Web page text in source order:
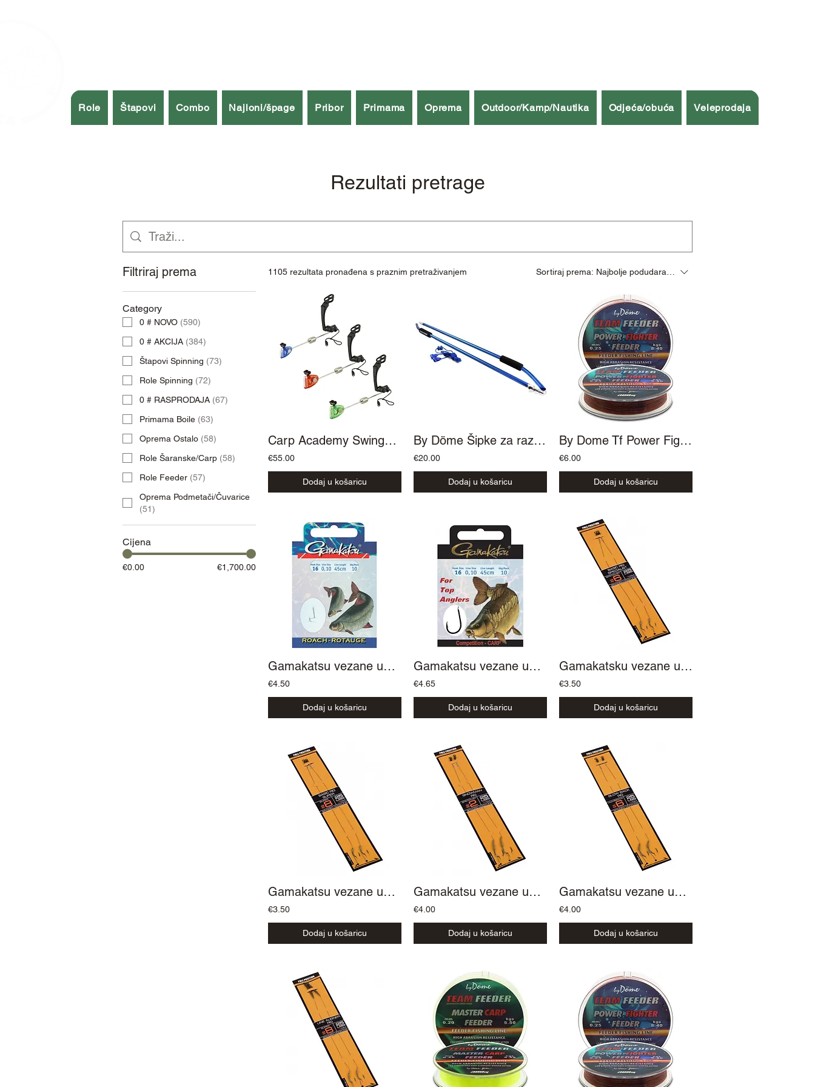
Role Štapovi Combo Najloni/špage Pribor Primama Oprema Outdoor/Kamp/Nautika Odjeća/obuća Veleprodaja
Rezultati pretrage
Filtriraj prema
Category
0 # NOVO (590)
0 # AKCIJA (384)
Štapovi Spinning (73)
Role Spinning (72)
0 # RASPRODAJA (67)
Primama Boile (63)
Oprema Ostalo (58)
Role Šaranske/Carp (58)
Role Feeder (57)
Oprema Podmetači/Čuvarice
(51)
Cijena
€0.00 €1,700.00
1105 rezultata pronađena s praznim pretraživanjem Sortiraj prema: Najbolje podudaranje
Carp Academy Swingeri Trion 3kom
€55.00
Dodaj u košaricu
By Döme Šipke za razmjeravanje daljine
€20.00
Dodaj u košaricu
By Dome Tf Power Fighter najlon 300m
€6.00
Dodaj u košaricu
Gamakatsu vezane udice Roach Rotauge
€4.50
Dodaj u košaricu
Gamakatsu vezane udice BKS Carp
€4.65
Dodaj u košaricu
Gamakatsku vezane udice Str Basic Ring
€3.50
Dodaj u košaricu
Gamakatsu vezane udice Str Basic Rig Super
€3.50
Dodaj u košaricu
Gamakatsu vezane udice Str Snowman
€4.00
Dodaj u košaricu
Gamakatsu vezane udice Str Blow Black
€4.00
Dodaj u košaricu